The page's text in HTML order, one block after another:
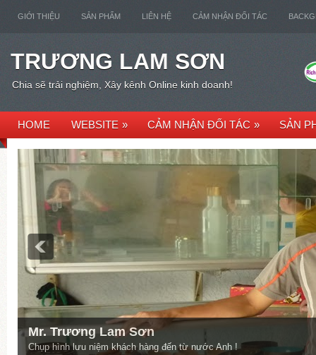
GIỚI THIỆU SẢN PHẨM LIÊN HỆ CẢM NHẬN ĐỐI TÁC
TRƯƠNG LAM SƠN
Chia sẽ trải nghiệm, Xây kênh Online kinh doanh!
HOME WEBSITE » CẢM NHẬN ĐỐI TÁC » SẢN
Mr. Trương Lam Sơn
Chụp hình lưu niệm khách hàng đến từ nước Anh !